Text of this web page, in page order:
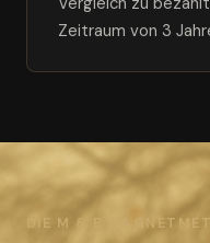
Zeitraum von 3
DIE M & B